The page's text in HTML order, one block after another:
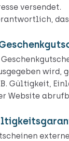
versendet.
wird,
B. Gültigkeit,
Website